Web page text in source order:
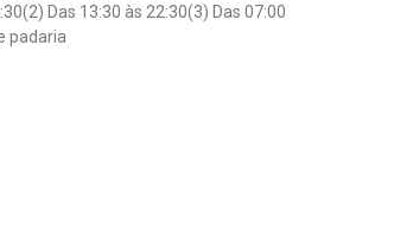
Das 13:30 às 22:30(3) Das 07:00
padaria